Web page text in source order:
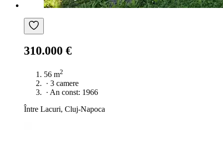
310.000 €
56 m2
· 3 camere
· An const: 1966
Între Lacuri, Cluj-Napoca